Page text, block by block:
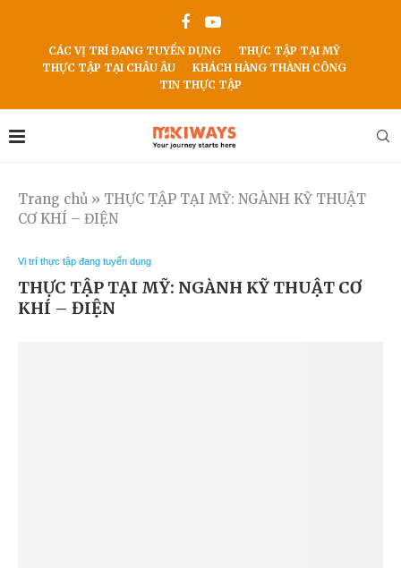
CÁC VỊ TRÍ ĐANG TUYỂN DỤNG
THỰC TẬP TẠI MỸ
THỰC TẬP TẠI CHÂU ÂU
KHÁCH HÀNG THÀNH CÔNG
TIN THỰC TẬP
Trang chủ » THỰC TẬP TẠI MỸ: NGÀNH KỸ THUẬT
CƠ KHÍ – ĐIỆN
Vị trí thực tập đang tuyển dụng
THỰC TẬP TẠI MỸ: NGÀNH KỸ THUẬT CƠ
KHÍ – ĐIỆN